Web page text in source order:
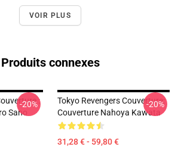
VOIR PLUS
Produits connexes
:
Sano
-20%
Tokyo Revengers Couverture:
Couverture Nahoya Kawata
31,28 € - 59,80 €
-20%